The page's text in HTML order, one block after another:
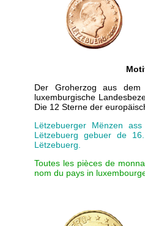
Der Groherzog aus
luxemburgische
Die 12 Sterne der
Lëtzebuerger Mënzen
Lëtzebuerg gebuer de
Lëtzebuerg.
Toutes les pièces de
nom du pays in